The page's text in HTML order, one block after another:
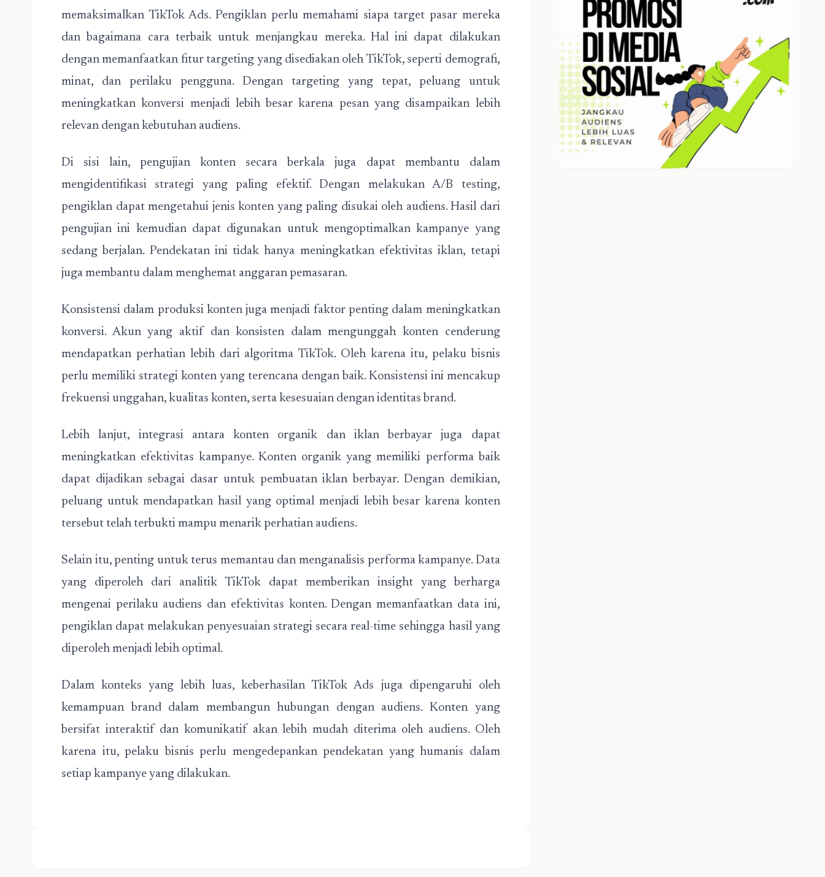
memaksimalkan TikTok Ads. Pengiklan perlu memahami siapa target pasar mereka
dan bagaimana cara terbaik untuk menjangkau mereka. Hal ini dapat dilakukan
dengan memanfaatkan fitur targeting yang disediakan oleh TikTok, seperti demografi,
minat, dan perilaku pengguna. Dengan targeting yang tepat, peluang untuk
meningkatkan konversi menjadi lebih besar karena pesan yang disampaikan lebih
relevan dengan kebutuhan audiens.
Di sisi lain, pengujian konten secara berkala juga dapat membantu dalam
mengidentifikasi strategi yang paling efektif. Dengan melakukan A/B testing,
pengiklan dapat mengetahui jenis konten yang paling disukai oleh audiens. Hasil dari
pengujian ini kemudian dapat digunakan untuk mengoptimalkan kampanye yang
sedang berjalan. Pendekatan ini tidak hanya meningkatkan efektivitas iklan, tetapi
juga membantu dalam menghemat anggaran pemasaran.
Konsistensi dalam produksi konten juga menjadi faktor penting dalam meningkatkan
konversi. Akun yang aktif dan konsisten dalam mengunggah konten cenderung
mendapatkan perhatian lebih dari algoritma TikTok. Oleh karena itu, pelaku bisnis
perlu memiliki strategi konten yang terencana dengan baik. Konsistensi ini mencakup
frekuensi unggahan, kualitas konten, serta kesesuaian dengan identitas brand.
Lebih lanjut, integrasi antara konten organik dan iklan berbayar juga dapat
meningkatkan efektivitas kampanye. Konten organik yang memiliki performa baik
dapat dijadikan sebagai dasar untuk pembuatan iklan berbayar. Dengan demikian,
peluang untuk mendapatkan hasil yang optimal menjadi lebih besar karena konten
tersebut telah terbukti mampu menarik perhatian audiens.
Selain itu, penting untuk terus memantau dan menganalisis performa kampanye. Data
yang diperoleh dari analitik TikTok dapat memberikan insight yang berharga
mengenai perilaku audiens dan efektivitas konten. Dengan memanfaatkan data ini,
pengiklan dapat melakukan penyesuaian strategi secara real-time sehingga hasil yang
diperoleh menjadi lebih optimal.
Dalam konteks yang lebih luas, keberhasilan TikTok Ads juga dipengaruhi oleh
kemampuan brand dalam membangun hubungan dengan audiens. Konten yang
bersifat interaktif dan komunikatif akan lebih mudah diterima oleh audiens. Oleh
karena itu, pelaku bisnis perlu mengedepankan pendekatan yang humanis dalam
setiap kampanye yang dilakukan.